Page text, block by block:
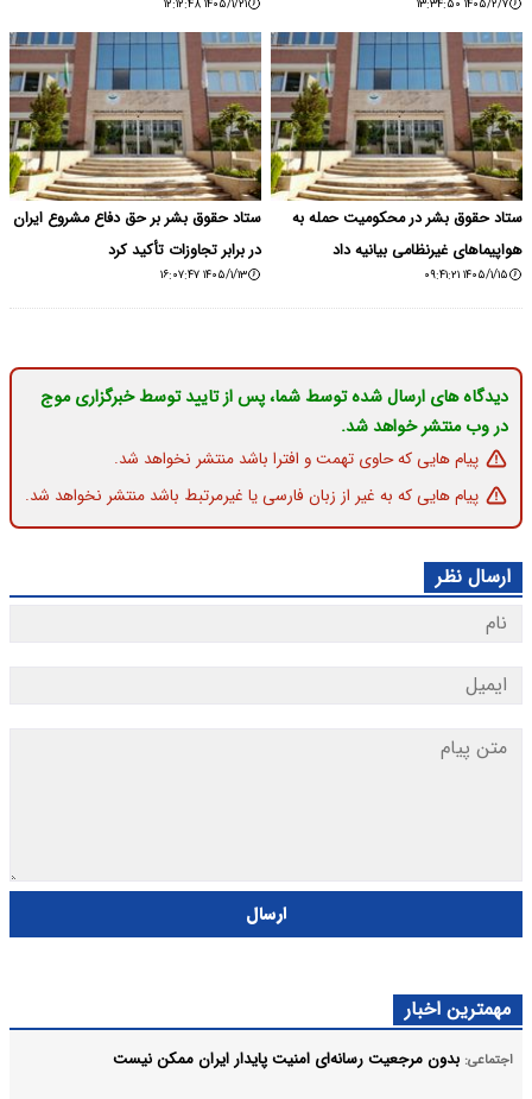
۱۴۰۵/۲/۷ ۱۳:۳۴:۵۰ ۱۴۰۵/۱/۲۱ ۱۲:۱۲:۴۸
ستاد حقوق بشر در محکومیت حمله به
هواپیماهای غیرنظامی بیانیه داد
۱۴۰۵/۱/۱۵ ۰۹:۴۱:۲۱
ستاد حقوق بشر بر حق دفاع مشروع ایران
در برابر تجاوزات تأکید کرد
۱۴۰۵/۱/۱۳ ۱۶:۰۷:۴۷
دیدگاه های ارسال شده توسط شما، پس از تایید توسط خبرگزاری موج
در وب منتشر خواهد شد.
پیام هایی که حاوی تهمت و افترا باشد منتشر نخواهد شد.
پیام هایی که به غیر از زبان فارسی یا غیرمرتبط باشد منتشر نخواهد شد.
ارسال نظر
ارسال
مهمترین اخبار
اجتماعی: بدون مرجعیت رسانه‌ای امنیت پایدار ایران ممکن نیست